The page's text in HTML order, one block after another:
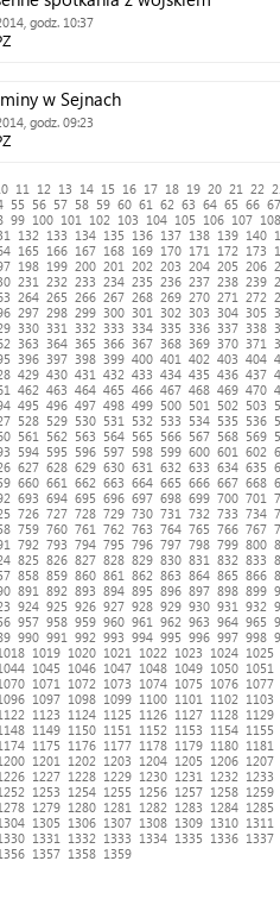
godz. 10:37
w Sejnach
godz. 09:23
11 12 13 14 15 16 17 18 19 20 21 22
55 56 57 58 59 60 61 62 63 64 65 66 67
99 100 101 102 103 104 105 106 107 108
132 133 134 135 136 137 138 139 140
165 166 167 168 169 170 171 172 173
198 199 200 201 202 203 204 205 206
231 232 233 234 235 236 237 238 239
264 265 266 267 268 269 270 271 272
297 298 299 300 301 302 303 304 305
330 331 332 333 334 335 336 337 338
363 364 365 366 367 368 369 370 371
396 397 398 399 400 401 402 403 404
429 430 431 432 433 434 435 436 437
462 463 464 465 466 467 468 469 470
495 496 497 498 499 500 501 502 503
528 529 530 531 532 533 534 535 536
561 562 563 564 565 566 567 568 569
594 595 596 597 598 599 600 601 602
627 628 629 630 631 632 633 634 635
660 661 662 663 664 665 666 667 668
693 694 695 696 697 698 699 700 701
726 727 728 729 730 731 732 733 734
759 760 761 762 763 764 765 766 767
792 793 794 795 796 797 798 799 800
825 826 827 828 829 830 831 832 833
858 859 860 861 862 863 864 865 866
891 892 893 894 895 896 897 898 899
924 925 926 927 928 929 930 931 932
957 958 959 960 961 962 963 964 965
990 991 992 993 994 995 996 997 998
1019 1020 1021 1022 1023 1024 1025
1045 1046 1047 1048 1049 1050 1051
1071 1072 1073 1074 1075 1076 1077
1097 1098 1099 1100 1101 1102 1103
1123 1124 1125 1126 1127 1128 1129
1149 1150 1151 1152 1153 1154 1155
1175 1176 1177 1178 1179 1180 1181
1201 1202 1203 1204 1205 1206 1207
1227 1228 1229 1230 1231 1232 1233
1253 1254 1255 1256 1257 1258 1259
1279 1280 1281 1282 1283 1284 1285
1305 1306 1307 1308 1309 1310 1311
1331 1332 1333 1334 1335 1336 1337
1357 1358 1359